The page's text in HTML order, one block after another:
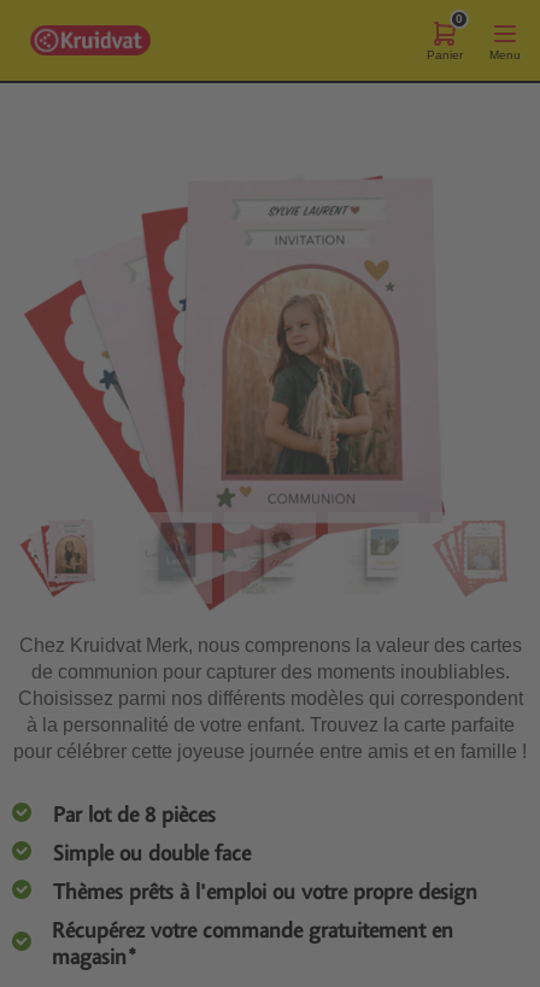
0
Panier Menu
Chez Kruidvat Merk, nous comprenons la valeur des cartes
de communion pour capturer des moments inoubliables.
Choisissez parmi nos différents modèles qui correspondent
à la personnalité de votre enfant. Trouvez la carte parfaite
pour célébrer cette joyeuse journée entre amis et en famille !
Par lot de 8 pièces
Simple ou double face
Thèmes prêts à l'emploi ou votre propre design
Récupérez votre commande gratuitement en
magasin*